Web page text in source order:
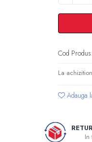
Cod Produs:
La
Adauga
In